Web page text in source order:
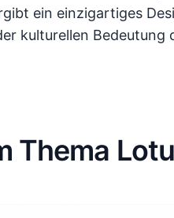
ein einzigartiges
kulturellen
Thema